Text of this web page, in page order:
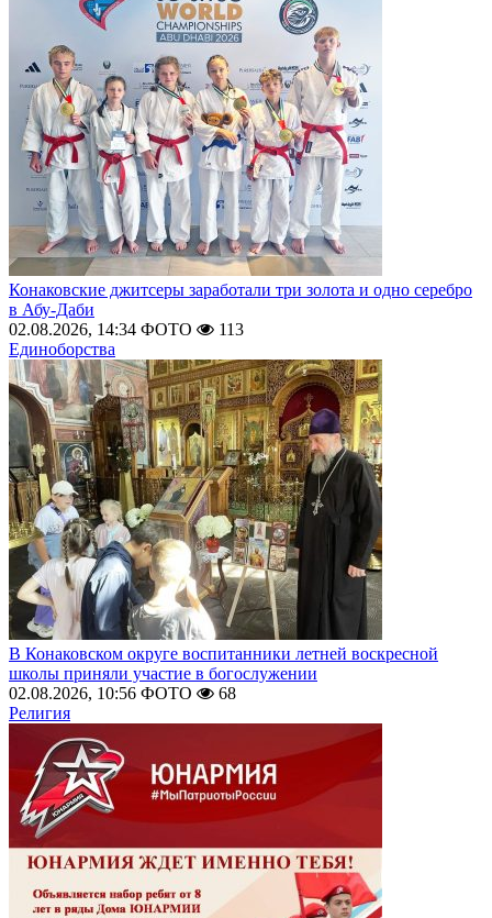
Конаковские джитсеры заработали три золота и одно серебро
в Абу-Даби
02.08.2026, 14:34 ФОТО
113
Единоборства
В Конаковском округе воспитанники летней воскресной
школы приняли участие в богослужении
02.08.2026, 10:56 ФОТО
68
Религия